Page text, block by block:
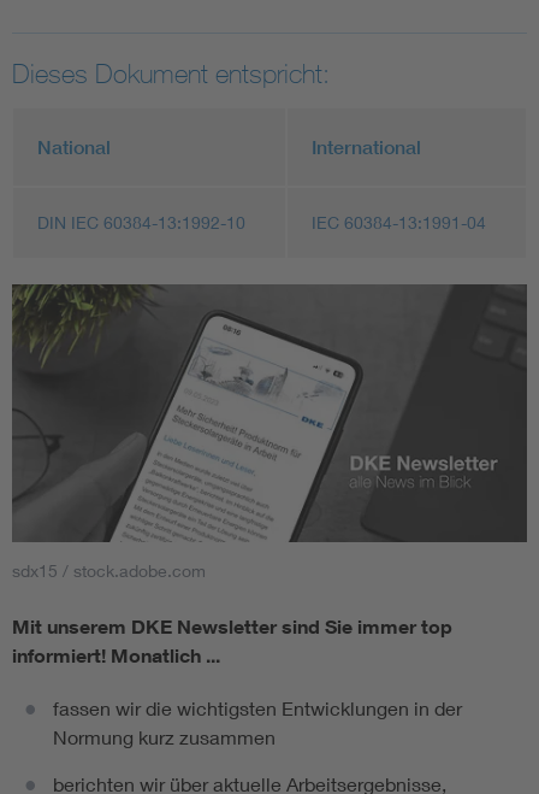
Dieses Dokument entspricht:
National International
DIN IEC 60384-13:1992-10 IEC 60384-13:1991-04
sdx15 / stock.adobe.com
Mit unserem DKE Newsletter sind Sie immer top
informiert! Monatlich ...
fassen wir die wichtigsten Entwicklungen in der
Normung kurz zusammen
berichten wir über aktuelle Arbeitsergebnisse,